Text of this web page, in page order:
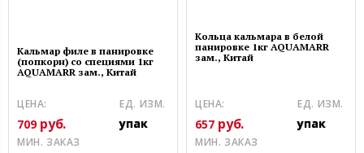
Кальмар филе в панировке
(попкорн) со специями 1кг
AQUAMARR зам., Китай
ЦЕНА:
709 руб. упак
ЕД. ИЗМ.
МИН. ЗАКАЗ
Кольца кальмара в белой
панировке 1кг AQUAMARR
зам., Китай
ЦЕНА:
657 руб. упак
ЕД. ИЗМ.
МИН. ЗАКАЗ